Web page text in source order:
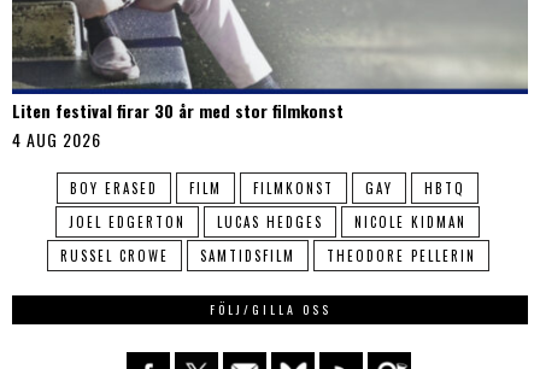
Liten festival firar 30 år med stor filmkonst
4 AUG 2026
BOY ERASED FILM FILMKONST GAY
HBTQ
JOEL EDGERTON
LUCAS HEDGES
NICOLE KIDMAN
RUSSEL CROWE
SAMTIDSFILM THEODORE PELLERIN
FÖLJ/GILLA OSS